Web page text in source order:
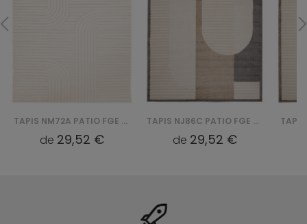
TAPIS NM72A PATIO FGE - KREMOWY
de 29,52 €
TAPIS NJ86C PATIO FGE - KREMOWY
de 29,52 €